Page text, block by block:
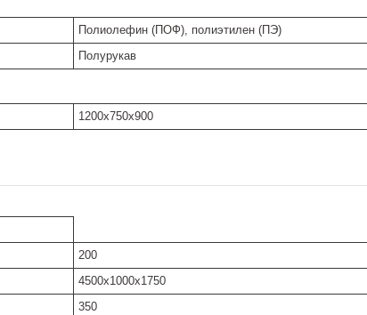
Полиолефин (ПОФ), полиэтилен (ПЭ)
Полурукав
1200х750х900
200
4500х1000х1750
350